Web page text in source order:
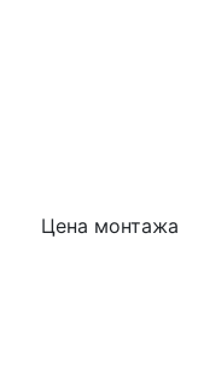
Цена монтажа